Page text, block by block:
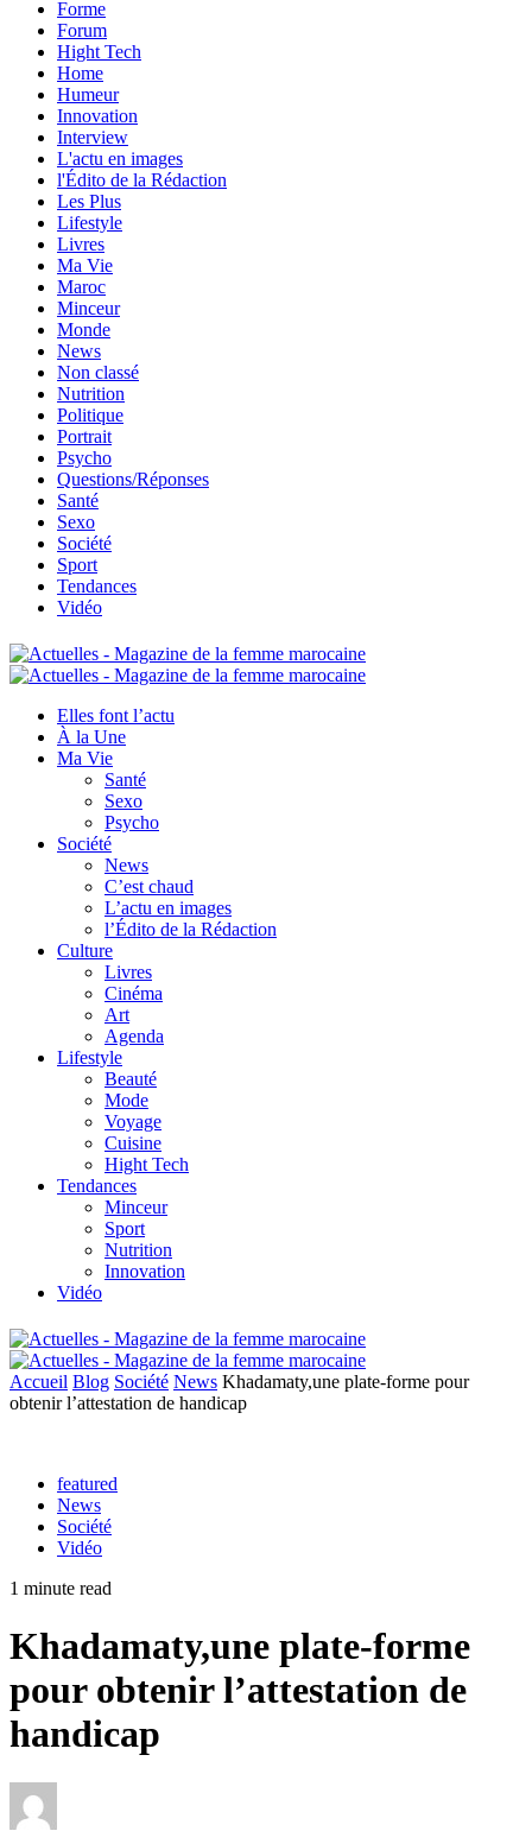
Forme
Forum
Hight Tech
Home
Humeur
Innovation
Interview
L'actu en images
l'Édito de la Rédaction
Les Plus
Lifestyle
Livres
Ma Vie
Maroc
Minceur
Monde
News
Non classé
Nutrition
Politique
Portrait
Psycho
Questions/Réponses
Santé
Sexo
Société
Sport
Tendances
Vidéo
Elles font l’actu
À la Une
Ma Vie
Santé
Sexo
Psycho
Société
News
C’est chaud
L’actu en images
l’Édito de la Rédaction
Culture
Livres
Cinéma
Art
Agenda
Lifestyle
Beauté
Mode
Voyage
Cuisine
Hight Tech
Tendances
Minceur
Sport
Nutrition
Innovation
Vidéo
Accueil Blog Société News Khadamaty,une plate-forme pour
obtenir l’attestation de handicap
featured
News
Société
Vidéo
1 minute read
Khadamaty,une plate-forme
pour obtenir l’attestation de
handicap